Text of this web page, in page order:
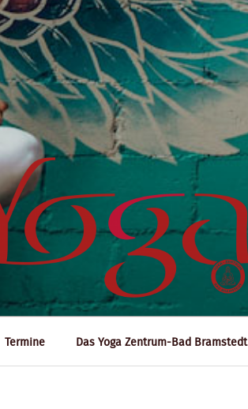
Termine Das Yoga Zentrum-Bad Bramstedt